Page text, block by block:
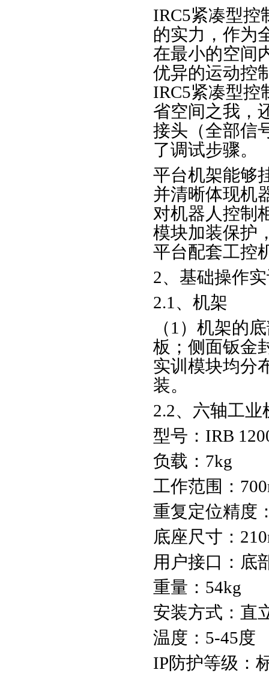
IRC5紧凑型控
的实力，作为
在最小的空间
优异的运动控
IRC5紧凑型控
省空间之我，
接头（全部信
了调试步骤。
平台机架能够
并清晰体现机
对机器人控制
模块加装保护
平台配套工控
2、基础操作
2.1、机架
（1）机架的
板；侧面钣金
实训模块均分
装。
2.2、六轴工业
型号：IRB
负载：7kg
工作范围：
重复定位精度
底座尺寸：
用户接口：底
重量：54kg
安装方式：直
温度：5-45度
IP防护等级：